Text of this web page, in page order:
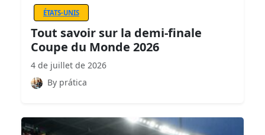
ÉTATS-UNIS
Tout savoir sur la demi-finale
Coupe du Monde 2026
4 de juillet de 2026
By prática